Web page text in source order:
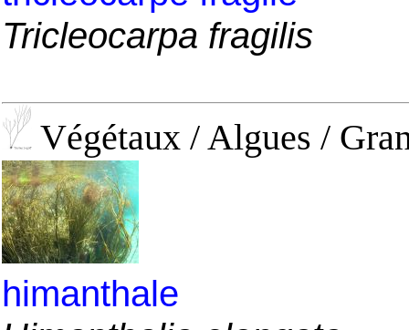
Tricleocarpa fragilis
Végétaux / Algues /
himanthale